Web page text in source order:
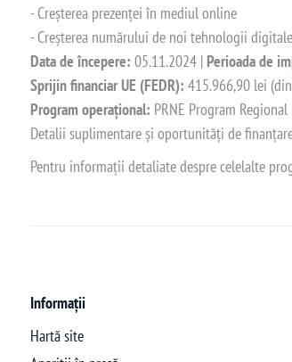
- Creșterea prezenței în mediul online
- Creșterea numărului de noi tehnologii
Data de începere: 05.11.2024 | Perioada de
Sprijin financiar UE (FEDR): 415.966,90 lei
Program operațional: PRNE Program
Detalii suplimentare și oportunități de
Pentru informații detaliate despre celelalte
Informații
Hartă site